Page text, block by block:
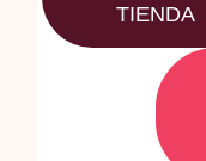
TIENDA